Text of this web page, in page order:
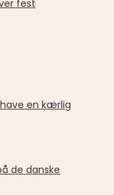
fest
have en kærlig
de danske